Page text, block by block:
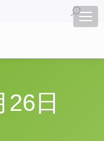
Search:
日